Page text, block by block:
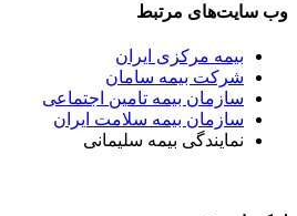
وب سایت‌های مرتبط
بیمه مرکزی ایران
شرکت بیمه سامان
سازمان بیمه تامین اجتماعی
سازمان بیمه سلامت ایران
نمایندگی بیمه سلیمانی